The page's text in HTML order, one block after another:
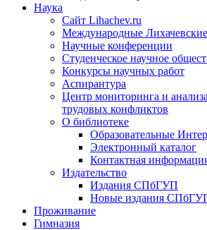
Наука
Сайт Lihachev.ru
Международные
Научные конференции
Студенческое научное
Конкурсы научных работ
Аспирантура
Центр мониторинга и
трудовых конфликтов
О библиотеке
Образовательные
Электронный каталог
Контактная
Издательство
Издания СПбГУП
Новые издания
Проживание
Гимназия